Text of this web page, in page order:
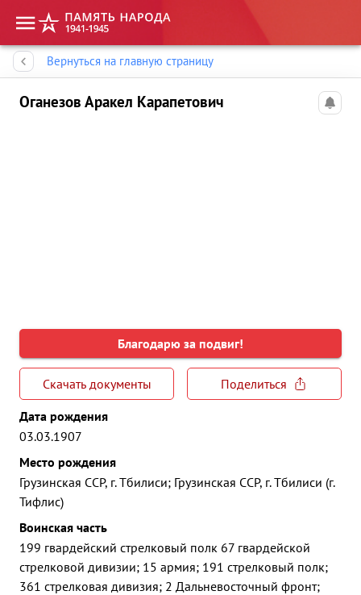
Вернуться на главную страницу
Оганезов Аракел Карапетович
Благодарю за подвиг!
Скачать документы
Поделиться
Дата рождения
03.03.1907
Место рождения
Грузинская ССР, г. Тбилиси; Грузинская ССР, г. Тбилиси (г.
Тифлис)
Воинская часть
199 гвардейский стрелковый полк 67 гвардейской
стрелковой дивизии; 15 армия; 191 стрелковый полк;
361 стрелковая дивизия; 2 Дальневосточный фронт;
Память народа